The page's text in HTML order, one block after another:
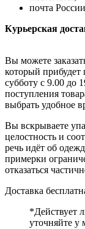
почта
Курьерская
Вы можете
который прибудет
субботу с 9.00 до
поступления
выбрать удобное
Вы вскрываете
целостность и
речь идёт об
примерки
отказаться
Доставка
*Действует
уточняйте у